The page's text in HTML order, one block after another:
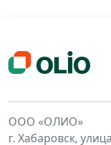
ООО «ОЛИО»
г. Хабаровск,